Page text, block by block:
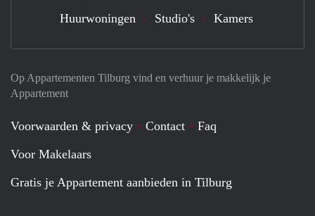
Op Appartementen Tilburg vind en verhuur je makkelijk je
Appartement
Voorwaarden & privacy Contact
Faq
Voor Makelaars
Gratis je Appartement aanbieden in Tilburg
Huurwoningen Studio's Kamers